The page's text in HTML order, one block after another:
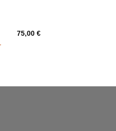
75,00€